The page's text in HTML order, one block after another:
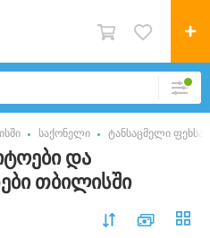
საქონელი ტანსაცმელი
და
თბილისში